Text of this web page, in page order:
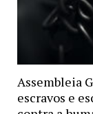
Assembleia
escravos e